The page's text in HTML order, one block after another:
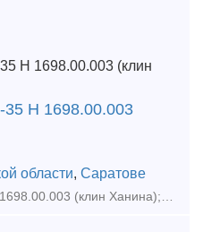
Н 1698.00.003
области, Саратове